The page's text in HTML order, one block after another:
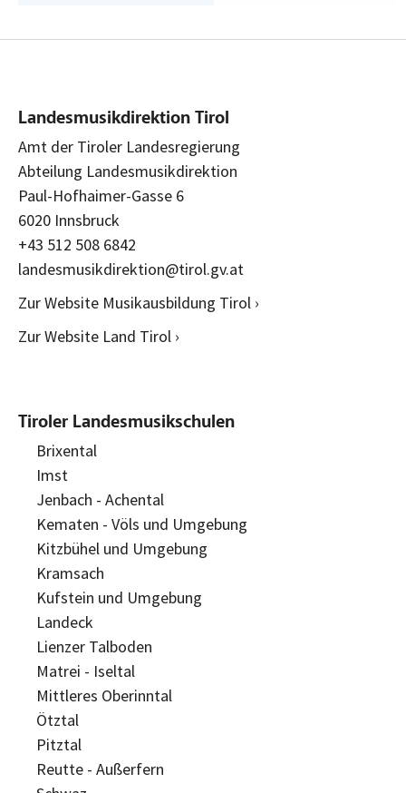
Landesmusikdirektion Tirol
Amt der Tiroler Landesregierung
Abteilung Landesmusikdirektion
Paul-Hofhaimer-Gasse 6
6020 Innsbruck
+43 512 508 6842
landesmusikdirektion@tirol.gv.at
Zur Website Musikausbildung Tirol ›
Zur Website Land Tirol ›
Tiroler Landesmusikschulen
Brixental
Imst
Jenbach - Achental
Kematen - Völs und Umgebung
Kitzbühel und Umgebung
Kramsach
Kufstein und Umgebung
Landeck
Lienzer Talboden
Matrei - Iseltal
Mittleres Oberinntal
Ötztal
Pitztal
Reutte - Außerfern